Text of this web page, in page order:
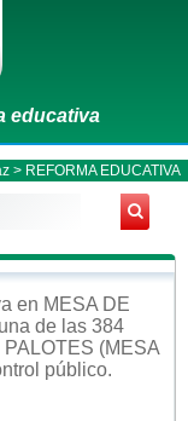
educativa
> REFORMA EDUCATIVA
en MESA DE
de las 384
PALOTES (MESA
público.